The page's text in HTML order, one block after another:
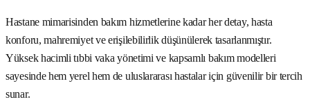
Hastane mimarisinden bakım hizmetlerine kadar her detay, hasta
konforu, mahremiyet ve erişilebilirlik düşünülerek tasarlanmıştır.
Yüksek hacimli tıbbi vaka yönetimi ve kapsamlı bakım modelleri
sayesinde hem yerel hem de uluslararası hastalar için güvenilir bir tercih
sunar.